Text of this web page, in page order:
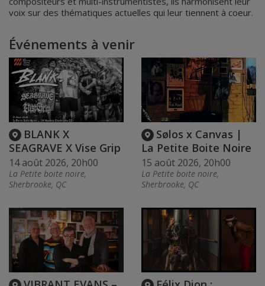
voix sur des thématiques actuelles qui leur tiennent à coeur.
Événements à venir
BLANK X
SEAGRAVE X Vise Grip
14 août 2026, 20h00
La Petite boite noire,
Sherbrooke, QC
Sølos x Canvas |
La Petite Boite Noire
15 août 2026, 20h00
La Petite boite noire,
Sherbrooke, QC